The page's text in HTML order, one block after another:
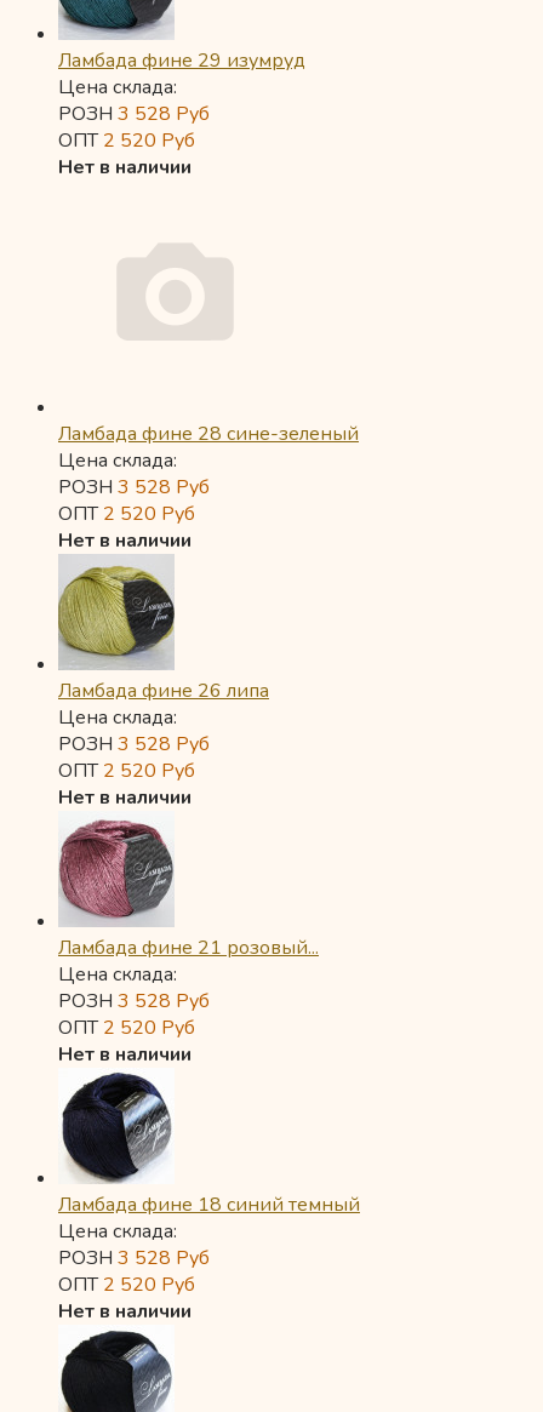
Ламбада фине 29 изумруд
Цена склада:
РОЗН 3 528 Руб
ОПТ2 520 Руб
Нет в наличии
Ламбада фине 28 сине-зеленый
Цена склада:
РОЗН 3 528 Руб
ОПТ2 520 Руб
Нет в наличии
Ламбада фине 26 липа
Цена склада:
РОЗН 3 528 Руб
ОПТ2 520 Руб
Нет в наличии
Ламбада фине 21 розовый...
Цена склада:
РОЗН 3 528 Руб
ОПТ2 520 Руб
Нет в наличии
Ламбада фине 18 синий темный
Цена склада:
РОЗН 3 528 Руб
ОПТ2 520 Руб
Нет в наличии